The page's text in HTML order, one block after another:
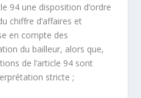
94 une disposition d’ordre
chiffre d’affaires et
en compte des
du bailleur, alors que,
de l’article 94 sont
stricte ;